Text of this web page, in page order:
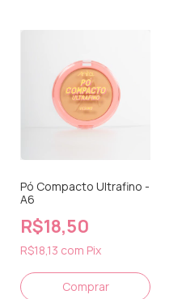
Pó Compacto Ultrafino -
A6
R$18,50
R$18,13 com Pix